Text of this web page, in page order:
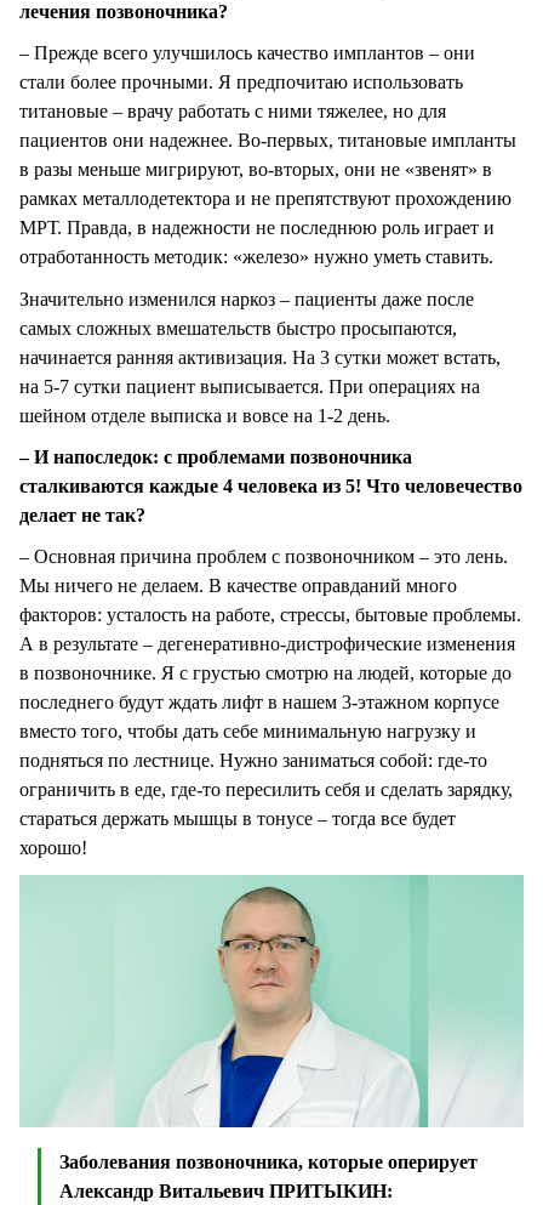
лечения позвоночника?
– Прежде всего улучшилось качество имплантов – они
стали более прочными. Я предпочитаю использовать
титановые – врачу работать с ними тяжелее, но для
пациентов они надежнее. Во-первых, титановые импланты
в разы меньше мигрируют, во-вторых, они не «звенят» в
рамках металлодетектора и не препятствуют прохождению
МРТ. Правда, в надежности не последнюю роль играет и
отработанность методик: «железо» нужно уметь ставить.
Значительно изменился наркоз – пациенты даже после
самых сложных вмешательств быстро просыпаются,
начинается ранняя активизация. На 3 сутки может встать,
на 5-7 сутки пациент выписывается. При операциях на
шейном отделе выписка и вовсе на 1-2 день.
– И напоследок: с проблемами позвоночника
сталкиваются каждые 4 человека из 5! Что человечество
делает не так?
– Основная причина проблем с позвоночником – это лень.
Мы ничего не делаем. В качестве оправданий много
факторов: усталость на работе, стрессы, бытовые проблемы.
А в результате – дегенеративно-дистрофические изменения
в позвоночнике. Я с грустью смотрю на людей, которые до
последнего будут ждать лифт в нашем 3-этажном корпусе
вместо того, чтобы дать себе минимальную нагрузку и
подняться по лестнице. Нужно заниматься собой: где-то
ограничить в еде, где-то пересилить себя и сделать зарядку,
стараться держать мышцы в тонусе – тогда все будет
хорошо!
Заболевания позвоночника, которые оперирует
Александр Витальевич ПРИТЫКИН: